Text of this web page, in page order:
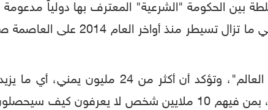
الحكومة "الشرعية" المعترف بها دولياً
السعودية، وجماعة الحوثيين (أنصار الله) المدعومة
بحاجة إلى شكل من أشكال المساعدة الإنسانية والحماية العاجلة، بمن فيهم 10